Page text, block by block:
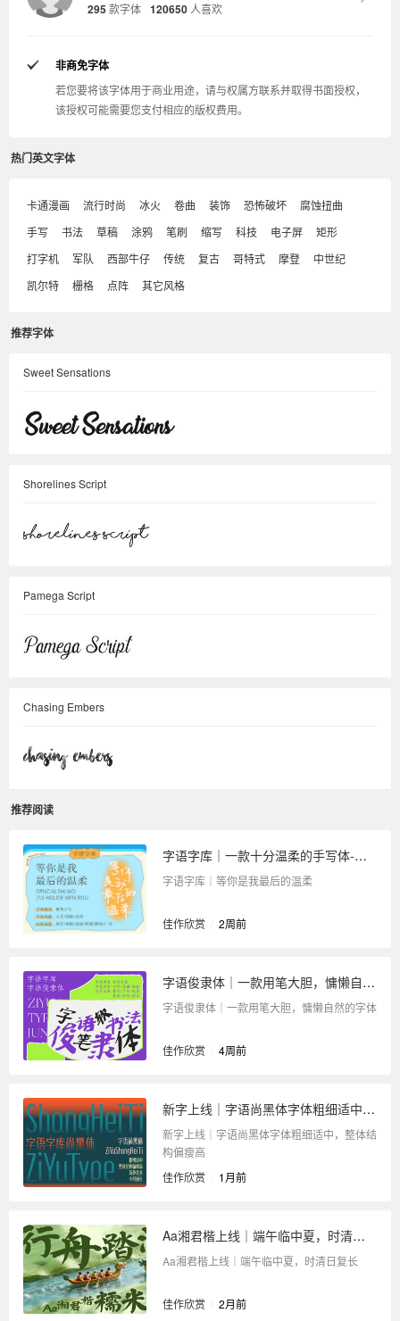
295 款字体 120650 人喜欢
非商免字体
若您要将该字体用于商业用途，请与权属方联系并取得书面授权，
该授权可能需要您支付相应的版权费用。
热门英文字体
卡通漫画 流行时尚 冰火 卷曲 装饰 恐怖破坏
腐蚀扭曲
手写
书法 草稿 涂鸦 笔刷 缩写 科技 电子屏
矩形
打字机
军队 西部牛仔 传统 复古 哥特式 摩登
中世纪
凯尔特
栅格 点阵 其它风格
推荐字体
Sweet Sensations
Shorelines Script
Pamega Script
Chasing Embers
推荐阅读
字语字库｜一款十分温柔的手写体-等你是我最后的温柔
字语字库｜等你是我最后的温柔
佳作欣赏 2周前
字语俊隶体｜一款用笔大胆，慵懒自然的字体
字语俊隶体｜一款用笔大胆，慵懒自然的字体
佳作欣赏 4周前
新字上线｜字语尚黑体字体粗细适中，整体结构偏瘦高
新字上线｜字语尚黑体字体粗细适中，整体结
构偏瘦高
佳作欣赏
1月前
Aa湘君楷上线｜端午临中夏，时清日复长
Aa湘君楷上线｜端午临中夏，时清日复长
佳作欣赏 2月前